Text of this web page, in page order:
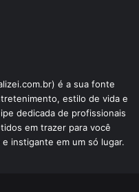
é a sua fonte
estilo de vida e
dedicada de profissionais
em trazer para você
instigante em um só lugar.